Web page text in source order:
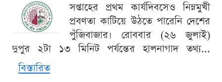
সপ্তাহের প্রথম কার্যদিবসেও নিম্নমুখী
প্রবণতা কাটিয়ে উঠতে পারেনি দেশের
পুঁজিবাজার। রোববার (২৬ জুলাই)
দুপুর ২টা ১৩ মিনিট পর্যন্তের হালনাগাদ তথ্য...
বিস্তারিত